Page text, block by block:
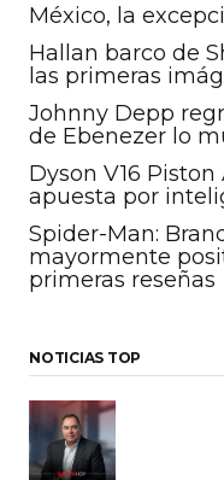
México, la
Hallan barco de
las primeras
Johnny Depp
de Ebenezer lo
Dyson V16
apuesta por
Spider-Man:
mayormente
primeras reseñas
NOTICIAS TOP